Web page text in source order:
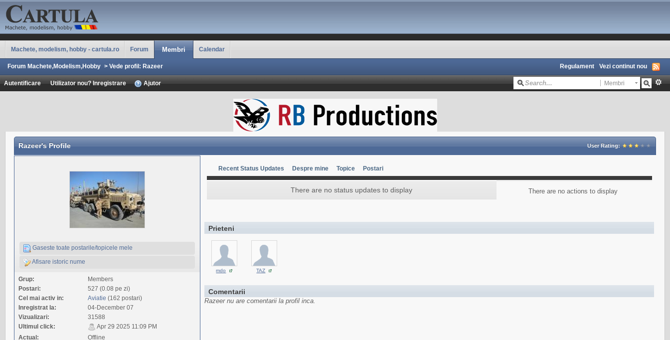
Machete, modelism, hobby - cartula.ro Forum Membri Calendar
Forum Machete,Modelism,Hobby > Vede profil: Razeer Regulament Vezi continut nou
Autentificare Utilizator nou? Inregistrare Ajutor Membri
Razeer's Profile User Rating:
Gaseste toate postarile/topicele mele
Afisare istoric nume
Grup:
Members
Postari:
527 (0.08 pe zi)
Cel mai activ in:
Aviatie (162 postari)
Inregistrat la:
04-December 07
Vizualizari:
31588
Ultimul click:
Apr 29 2025 11:09 PM
Actual:
Offline
Recent Status Updates Despre mine Topice Postari
There are no status updates to display There are no actions to display
Prieteni
mdo TAZ
Comentarii
Razeer nu are comentarii la profil inca.